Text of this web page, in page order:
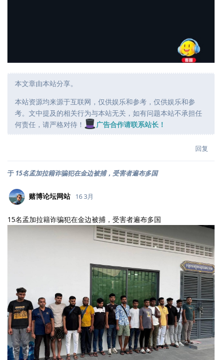
本文章由本站分享。
本站资源均来源于互联网，仅供娱乐和参考，仅供娱乐和参
考。文中提及的相关行为与本站无关，如有问题本站不承担任
何责任，请严格对待！
广告合作请联系站长！
回复
于 15名孟加拉籍诈骗犯在金边被捕，受害者遍布多国
赌博论坛网站 16 3月
15名孟加拉籍诈骗犯在金边被捕，受害者遍布多国